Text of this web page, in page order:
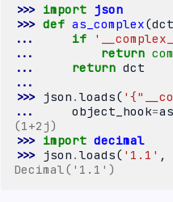
>>> import json
>>> def as_complex(dct
...
if
...
return
...
return dct
...
>>>
json . loads(
...
object_hook=
(1+2j)
>>> import decimal
>>>
json . loads( '1.1' ,
Decimal('1.1')